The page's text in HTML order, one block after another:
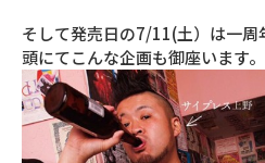
そして発売日の7/11(土）は一
頭にてこんな企画も御座います。